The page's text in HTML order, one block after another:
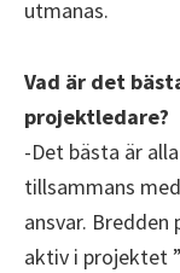
utmanas.
Vad är det
projektledare?
-Det bästa är
tillsammans
ansvar. Bredden
aktiv i projektet